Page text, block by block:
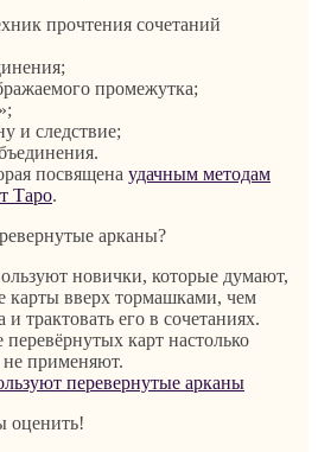
прочтения сочетаний
промежутка;
и следствие;
посвящена удачным методам
Таро.
арканы?
новички, которые думают,
карты вверх тормашками, чем
трактовать его в сочетаниях.
карт настолько
применяют.
перевернутые арканы
оценить!